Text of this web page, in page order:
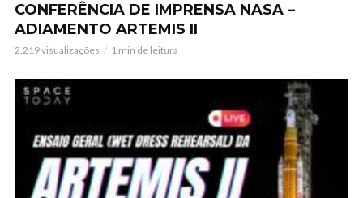
CONFERÊNCIA DE IMPRENSA NASA –
ADIAMENTO ARTEMIS II
2.219 visualizações 1 min de leitura